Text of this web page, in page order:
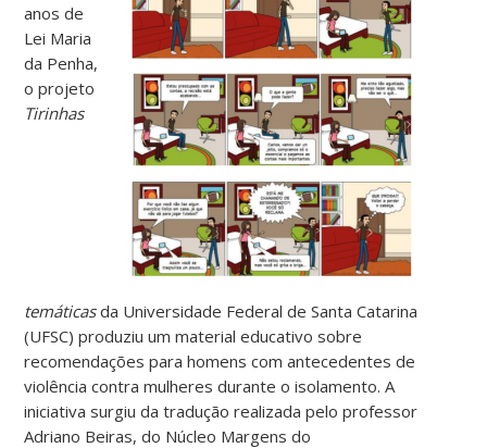
anos de
Lei Maria
da Penha,
o projeto
Tirinhas
temáticasda Universidade Federal de Santa Catarina
(UFSC) produziu um material educativo sobre
recomendações para homens com antecedentes de
violência contra mulheres durante o isolamento. A
iniciativa surgiu da tradução realizada pelo professor
Adriano Beiras, do Núcleo Margens do